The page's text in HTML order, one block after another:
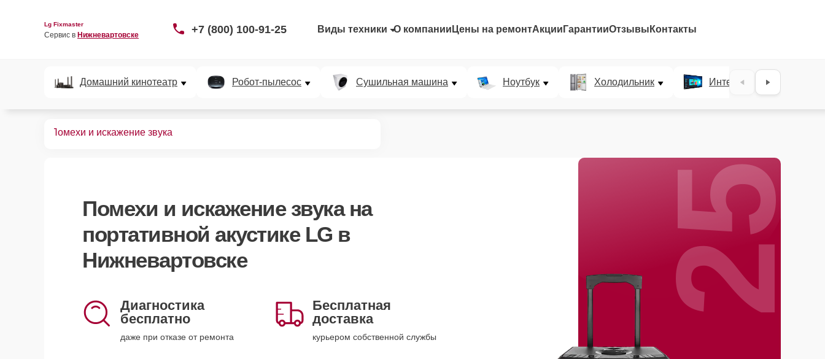
Lg Fixmaster
Сервис в Нижневартовске +7 (800) 100-91-25 Виды техники О компании Цены на ремонтАкции ГарантииОтзывы Контакты
Домашний кинотеатр Робот-пылесос Сушильная машина Ноутбук Холодильник Интерактивные панели
Помехи и искажение звука
Помехи и искажение звукана
портативной акустике LG в
Нижневартовске
Диагностика
бесплатно
даже при отказе от ремонта
Бесплатная
доставка
курьером собственной службы
25%